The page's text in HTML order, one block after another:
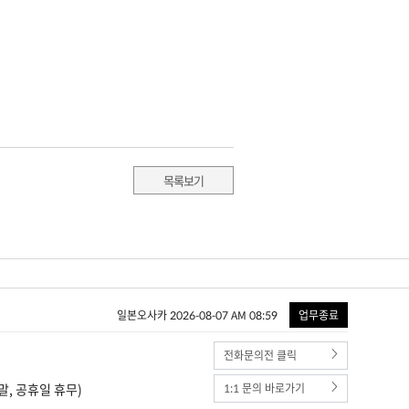
목록보기
일본오사카 2026-08-07 AM 08:59 업무종료
, 공휴일 휴무)
전화문의전 클릭
1:1 문의 바로가기